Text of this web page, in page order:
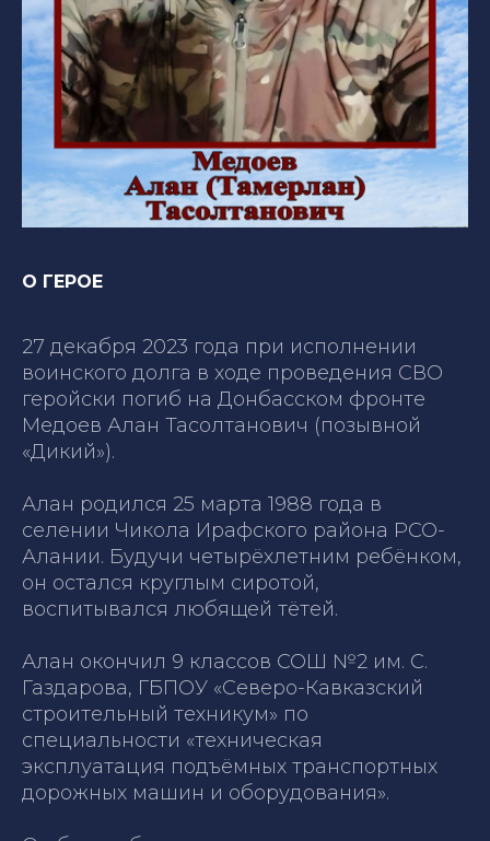
О ГЕРОЕ
27 декабря 2023 года при исполнении
воинского долга в ходе проведения СВО
геройски погиб на Донбасском фронте
Медоев Алан Тасолтанович (позывной
«Дикий»).
Алан родился 25 марта 1988 года в
селении Чикола Ирафского района РСО-
Алании. Будучи четырёхлетним ребёнком,
он остался круглым сиротой,
воспитывался любящей тётей.
Алан окончил 9 классов СОШ №2 им. С.
Газдарова, ГБПОУ «Северо-Кавказский
строительный техникум» по
специальности «техническая
эксплуатация подъёмных транспортных
дорожных машин и оборудования».